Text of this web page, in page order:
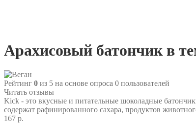
Арахисовый батончик в
Рейтинг 0 из 5 на основе опроса 0 пользователей
Читать отзывы
Kick - это вкусные и питательные шоколадные
содержат рафинированного сахара, продуктов
167 р.